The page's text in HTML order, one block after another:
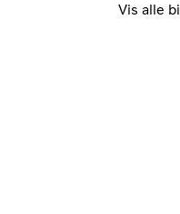
Vis alle